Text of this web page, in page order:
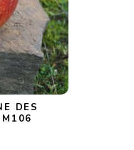
DES